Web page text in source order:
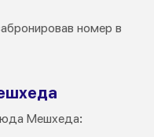
номер в
Мешхеда: